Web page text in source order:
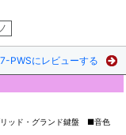
PWSにレビューする
ッド・グランド鍵盤 ■音色